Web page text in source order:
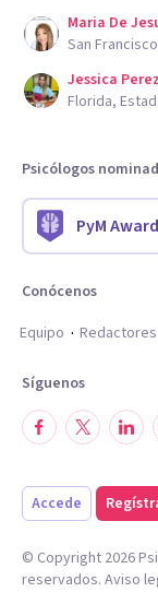
Maria De
San
Jessica
Florida,
Psicólogos
PyM
Conócenos
Equipo
Redactores
Síguenos
Accede
© Copyright 2026
reservados. Aviso